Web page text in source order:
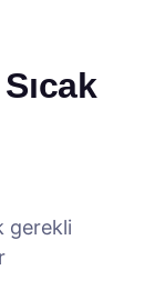
gerekli